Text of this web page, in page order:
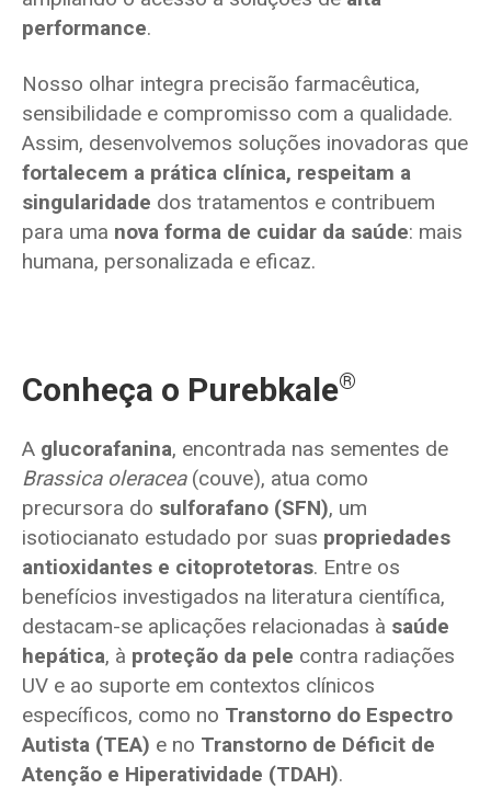
performance.
Nosso olhar integra precisão farmacêutica,
sensibilidade e compromisso com a qualidade.
Assim, desenvolvemos soluções inovadoras que
fortalecem a prática clínica, respeitam a
singularidade dos tratamentos e contribuem
para uma nova forma de cuidar da saúde: mais
humana, personalizada e eficaz.
Conheça o Purebkale®
A glucorafanina, encontrada nas sementes de
Brassica oleracea(couve), atua como
precursora do sulforafano (SFN), um
isotiocianato estudado por suas propriedades
antioxidantes e citoprotetoras. Entre os
benefícios investigados na literatura científica,
destacam-se aplicações relacionadas à saúde
hepática, à proteção da pele contra radiações
UV e ao suporte em contextos clínicos
específicos, como no Transtorno do Espectro
Autista (TEA) e no Transtorno de Déficit de
Atenção e Hiperatividade (TDAH).